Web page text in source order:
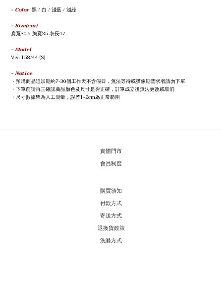
- Color 黑/白 /淺藍/淺綠
- Size(cm)
肩寬30.5 胸寬35 衣長47
- Model
Vivi158/44 (S)
- Notice
・ 預購商品追加期約7-30個工作天不含假日，無法等待或猶豫期需求者請勿下單
・ 下單前請再三確認商品顏色及尺寸是否正確，訂單成立後無法更改或取消
・ 尺寸數據皆為人工測量，誤差1-2cm為正常範圍
實體門市
會員制度
購買須知
付款方式
寄送方式
退換貨政策
洗滌方式